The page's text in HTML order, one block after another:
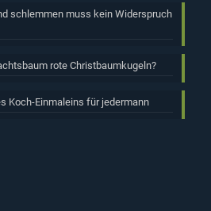
schlemmen muss kein Widerspruch
rote Christbaumkugeln?
Koch-Einmaleins für jedermann